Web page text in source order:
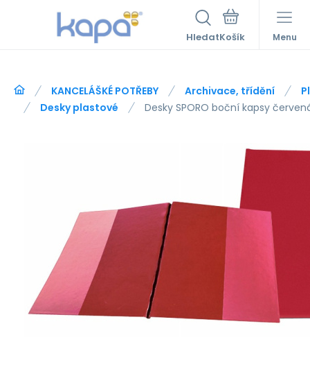
Hledat Menu
KANCELÁŠKÉ POTŘEBY Archivace, třídění
Desky plastové
Desky SPORO boční kapsy